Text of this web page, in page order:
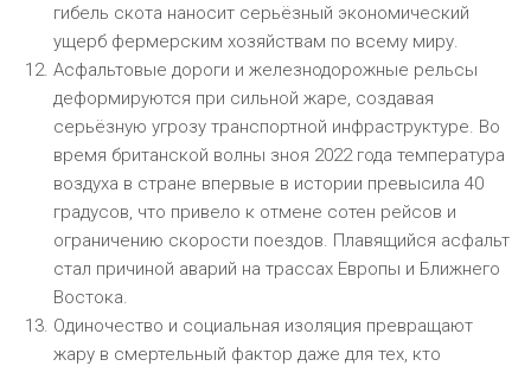
гибель скота наносит серьёзный экономический
ущерб фермерским хозяйствам по всему миру.
Асфальтовые дороги и железнодорожные рельсы
деформируются при сильной жаре, создавая
серьёзную угрозу транспортной инфраструктуре. Во
время британской волны зноя 2022 года температура
воздуха в стране впервые в истории превысила 40
градусов, что привело к отмене сотен рейсов и
ограничению скорости поездов. Плавящийся асфальт
стал причиной аварий на трассах Европы и Ближнего
Востока.
Одиночество и социальная изоляция превращают
жару в смертельный фактор даже для тех, кто